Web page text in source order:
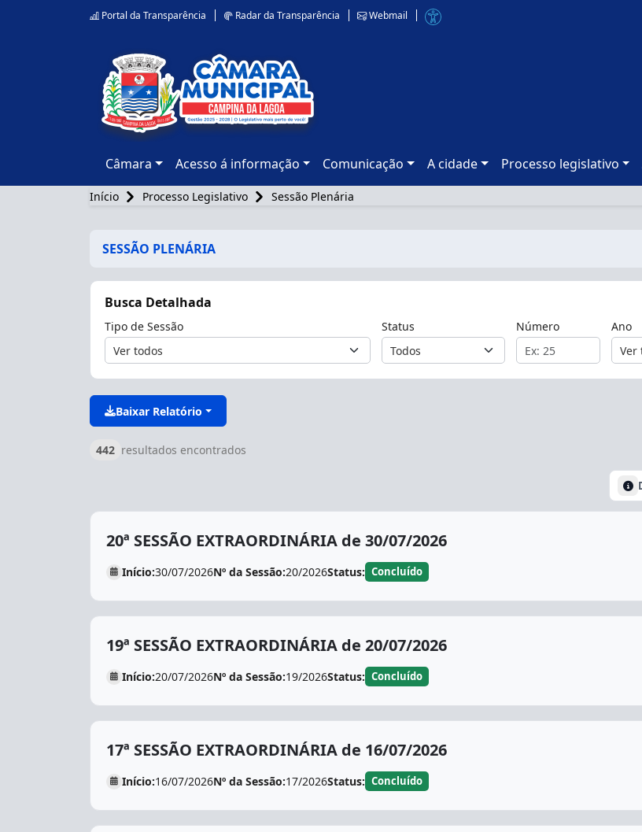
Portal da Transparência Radar da Transparência Webmail
Câmara Acesso á informação Comunicação A cidade Processo legislativo
Início Processo Legislativo Sessão Plenária
SESSÃO PLENÁRIA
Busca Detalhada
Tipo de Sessão Status Número
Ano
Baixar Relatório
442 resultados encontrados
20ª SESSÃO EXTRAORDINÁRIA de 30/07/2026
Início:30/07/2026Nº da Sessão:20/2026Status: Concluído
19ª SESSÃO EXTRAORDINÁRIA de 20/07/2026
Início:20/07/2026Nº da Sessão:19/2026Status: Concluído
17ª SESSÃO EXTRAORDINÁRIA de 16/07/2026
Início:16/07/2026Nº da Sessão:17/2026Status: Concluído